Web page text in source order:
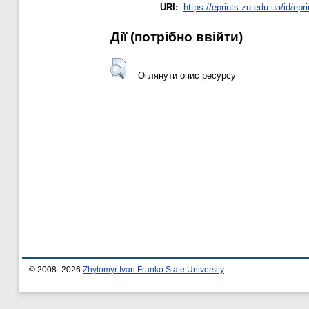
URI:
https://eprints.zu.edu.ua/id/
Дії ​​(потрібно ввійти)
Оглянути опис ресурсу
© 2008–2026 Zhytomyr Ivan Franko State University